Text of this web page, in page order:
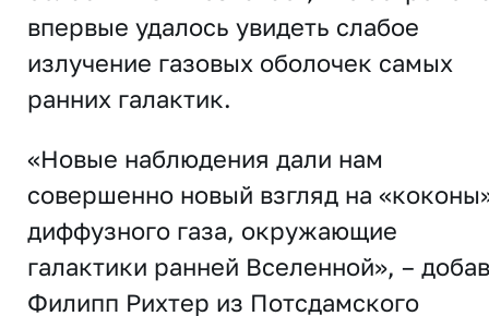
впервые удалось увидеть слабое
излучение газовых оболочек самых
ранних галактик.
«Новые наблюдения дали нам
совершенно новый взгляд на
диффузного газа, окружающие
галактики ранней Вселенной», –
Филипп Рихтер из Потсдамского